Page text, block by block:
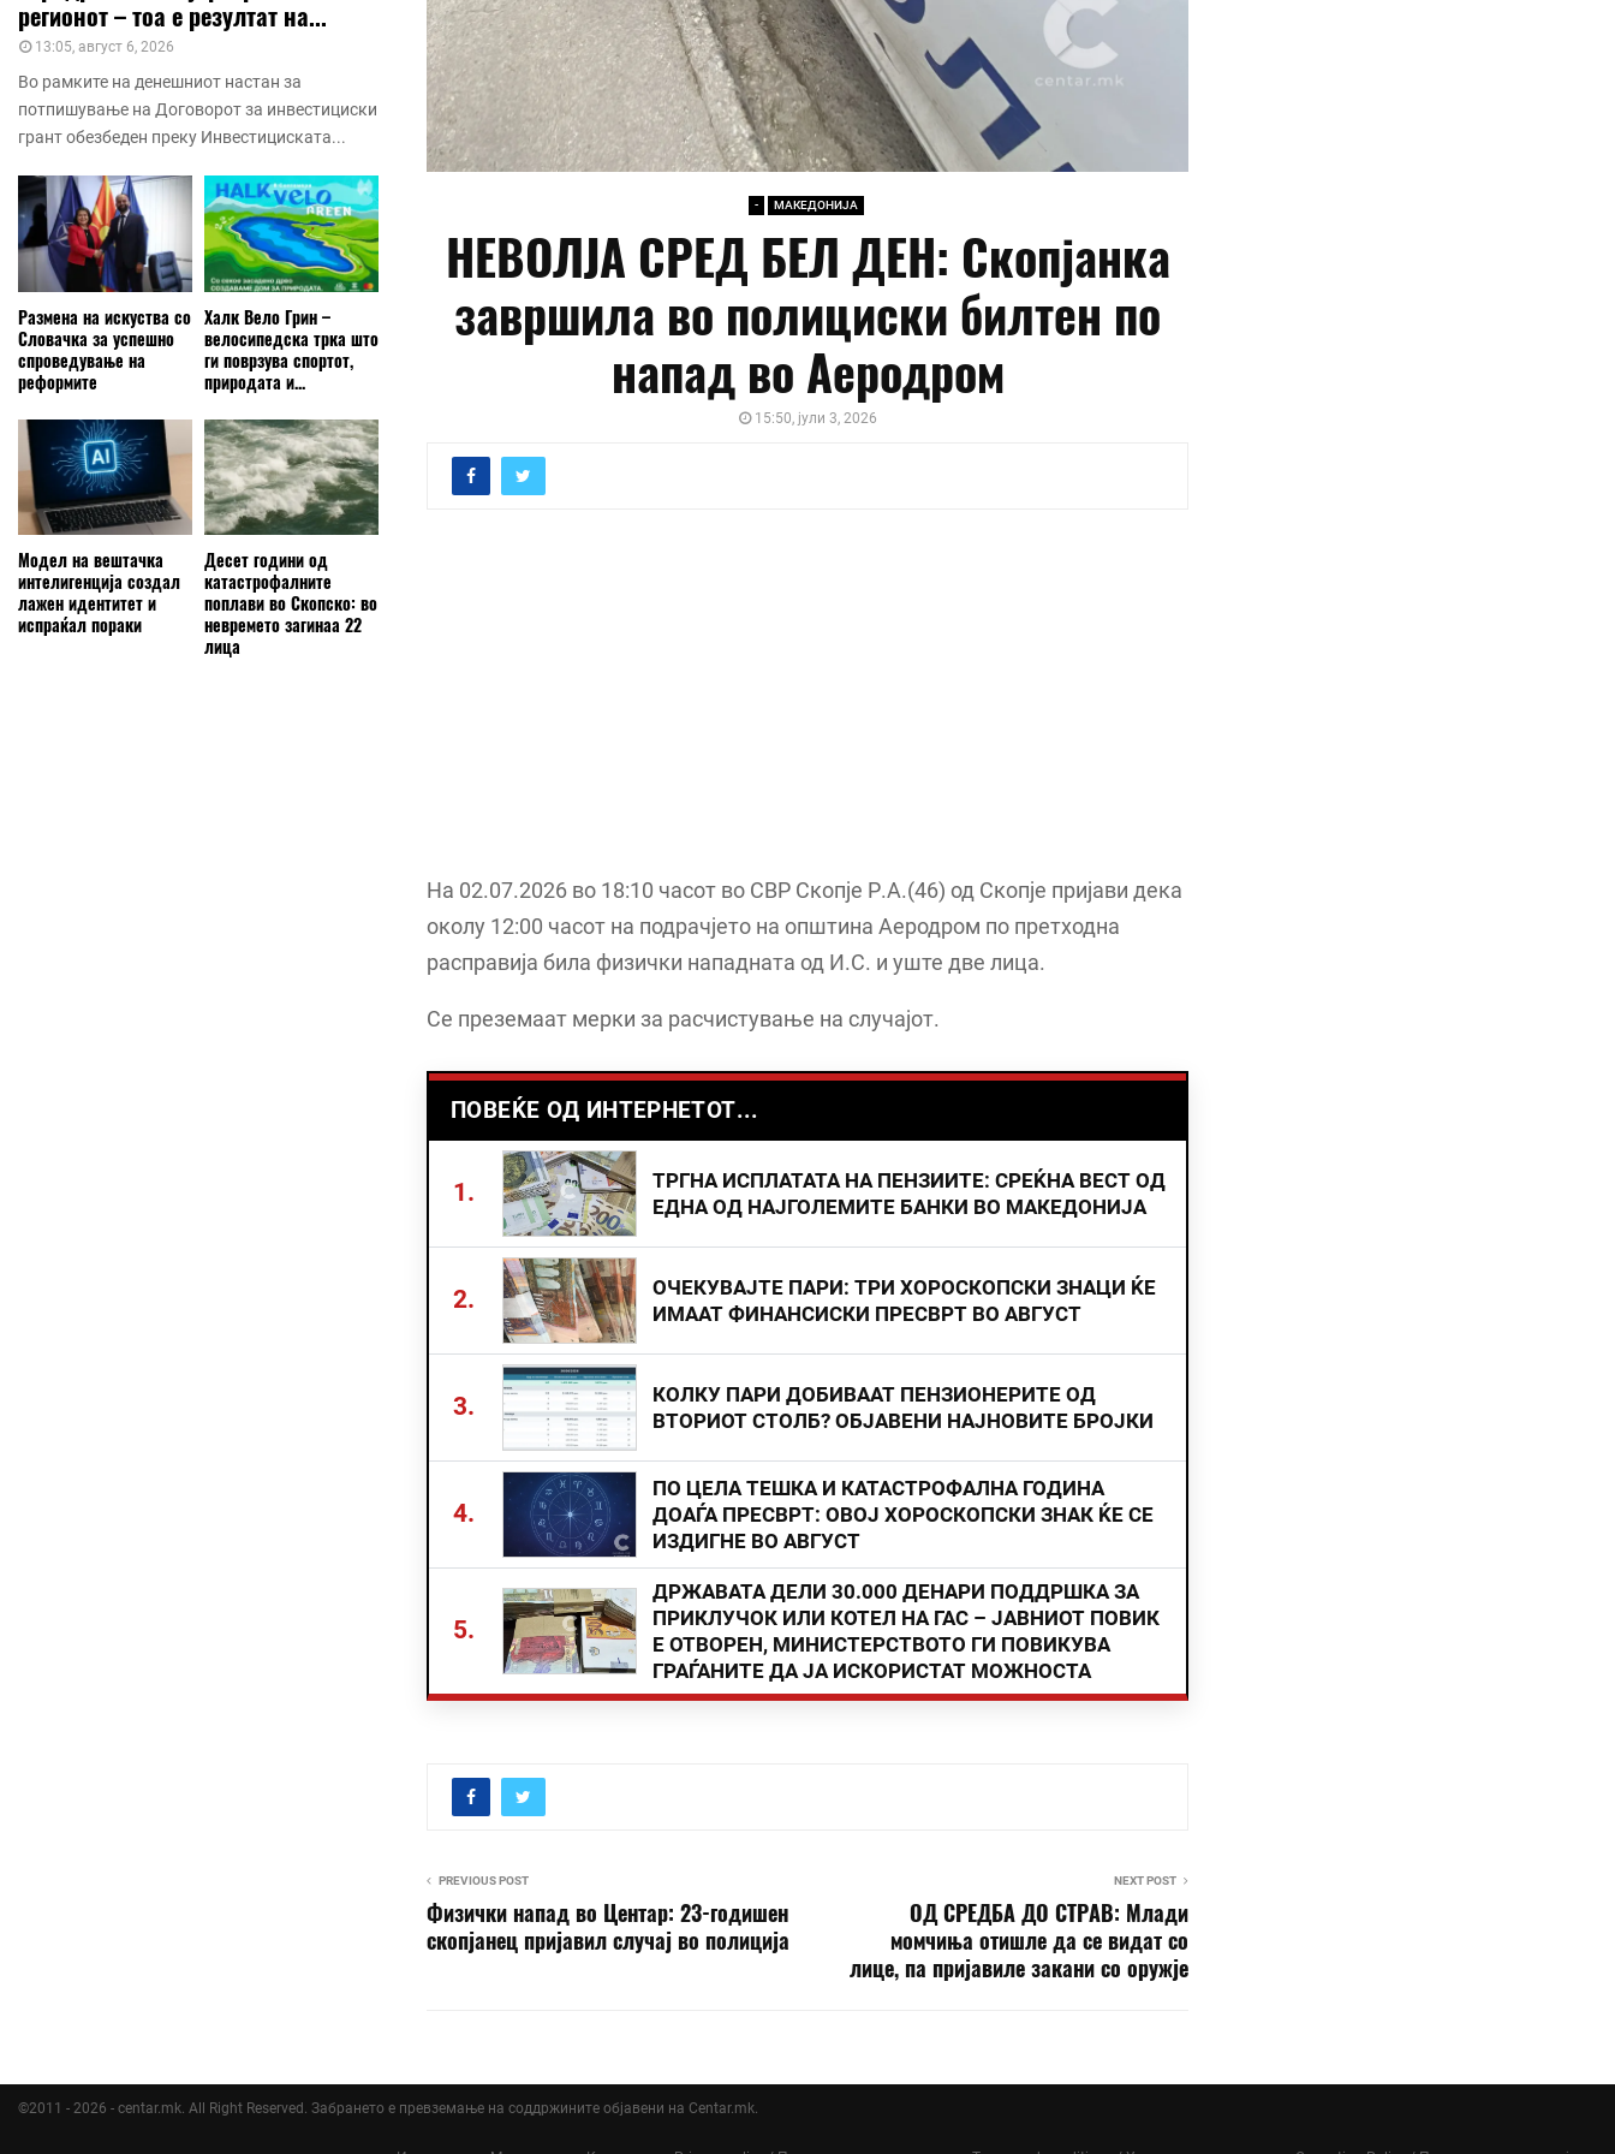
- МАКЕДОНИЈА
НЕВОЛЈА СРЕД БЕЛ ДЕН: Скопјанка
завршила во полициски билтен по
напад во Аеродром
15:50, јули 3, 2026
На 02.07.2026 во 18:10 часот во СВР Скопје Р.А.(46) од Скопје пријави дека
околу 12:00 часот на подрачјето на општина Аеродром по претходна
расправија била физички нападната од И.С. и уште две лица.
Се преземаат мерки за расчистување на случајот.
ПОВЕЌЕ ОД ИНТЕРНЕТОТ...
1.
ТРГНА ИСПЛАТАТА НА ПЕНЗИИТЕ: СРЕЌНА ВЕСТ ОД
ЕДНА ОД НАЈГОЛЕМИТЕ БАНКИ ВО МАКЕДОНИЈА
2.
ОЧЕКУВАЈТЕ ПАРИ: ТРИ ХОРОСКОПСКИ ЗНАЦИ ЌЕ
ИМААТ ФИНАНСИСКИ ПРЕСВРТ ВО АВГУСТ
3.
КОЛКУ ПАРИ ДОБИВААТ ПЕНЗИОНЕРИТЕ ОД
ВТОРИОТ СТОЛБ? ОБЈАВЕНИ НАЈНОВИТЕ БРОЈКИ
4.
ПО ЦЕЛА ТЕШКА И КАТАСТРОФАЛНА ГОДИНА
ДОАЃА ПРЕСВРТ: ОВОЈ ХОРОСКОПСКИ ЗНАК ЌЕ СЕ
ИЗДИГНЕ ВО АВГУСТ
5.
ДРЖАВАТА ДЕЛИ 30.000 ДЕНАРИ ПОДДРШКА ЗА
ПРИКЛУЧОК ИЛИ КОТЕЛ НА ГАС – ЈАВНИОТ ПОВИК
Е ОТВОРЕН, МИНИСТЕРСТВОТО ГИ ПОВИКУВА
ГРАЃАНИТЕ ДА ЈА ИСКОРИСТАТ МОЖНОСТА
PREVIOUS POST
Физички напад во Центар: 23-годишен
скопјанец пријавил случај во полиција
NEXT POST
ОД СРЕДБА ДО СТРАВ: Млади
момчиња отишле да се видат со
лице, па пријавиле закани со оружје
регионот – тоа е резултат на...
13:05, август 6, 2026
Во рамките на денешниот настан за
потпишување на Договорот за инвестициски
грант обезбеден преку Инвестициската...
Размена на искуства со
Словачка за успешно
спроведување на
реформите
Халк Вело Грин –
велосипедска трка што
ги поврзува спортот,
природата и...
Модел на вештачка
интелигенција создал
лажен идентитет и
испраќал пораки
Десет години од
катастрофалните
поплави во Скопско: во
невремето загинаа 22
лица
©2011 - 2026 - centar.mk. All Right Reserved. Забрането е превземање на соддржините објавени на Centar.mk.